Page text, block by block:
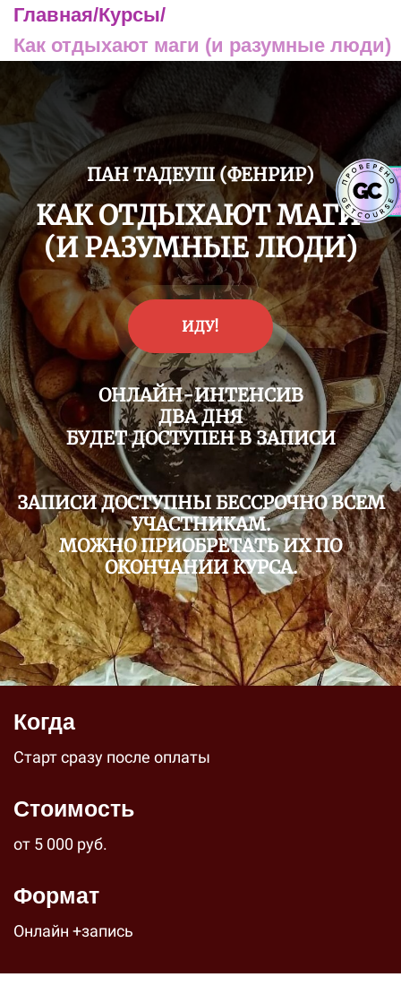
Главная/Курсы/
Как отдыхают маги (и разумные люди)
ПАН ТАДЕУШ (ФЕНРИР)
КАК ОТДЫХАЮТ МАГИ
(И РАЗУМНЫЕ ЛЮДИ)
ИДУ!
ОНЛАЙН-ИНТЕНСИВ
ДВА ДНЯ
БУДЕТ ДОСТУПЕН В ЗАПИСИ
ЗАПИСИ ДОСТУПНЫ БЕССРОЧНО ВСЕМ
УЧАСТНИКАМ.
МОЖНО ПРИОБРЕТАТЬ ИХ ПО
ОКОНЧАНИИ КУРСА.
Когда
Старт сразу после оплаты
Стоимость
от 5 000 руб.
Формат
Онлайн +запись